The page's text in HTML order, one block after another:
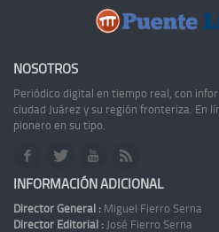
NOSOTROS
Periódico digital en tiempo real, con
ciudad Juárez y su región fronteriza. En
pionero en su tipo.
INFORMACIÓN ADICIONAL
Director General : Miguel Fierro Serna
Director Editorial : José Fierro Serna